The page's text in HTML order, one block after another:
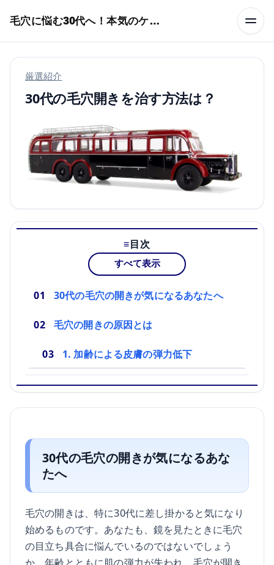
毛穴に悩む30代へ！本気のケア術特集
厳選紹介
30代の毛穴開きを治す方法は？
目次
すべて表示
30代の毛穴の開きが気になるあなたへ
毛穴の開きの原因とは
1. 加齢による皮膚の弾力低下
30代の毛穴の開きが気になるあな
たへ
毛穴の開きは、特に30代に差し掛かると気になり
始めるものです。あなたも、鏡を見たときに毛穴
の目立ち具合に悩んでいるのではないでしょう
か。年齢とともに肌の弾力が失われ、毛穴が開き